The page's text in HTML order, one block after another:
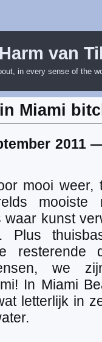
van
in every sense of the
Miami
2011
mooi weer,
mooiste
waar kunst
Plus
resterende
we
In Miami
letterlijk in